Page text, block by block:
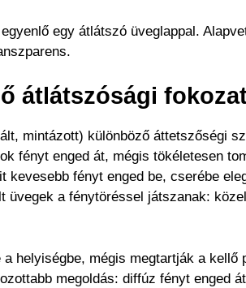
egy átlátszó üveglappal.
átlátszósági
mintázott) különböző áttetszőségi
fényt enged át, mégis tökéletesen
fényt enged be, cserébe
üvegek a fénytöréssel játszanak:
helyiségbe, mégis megtartják a kellő
megoldás: diffúz fényt enged